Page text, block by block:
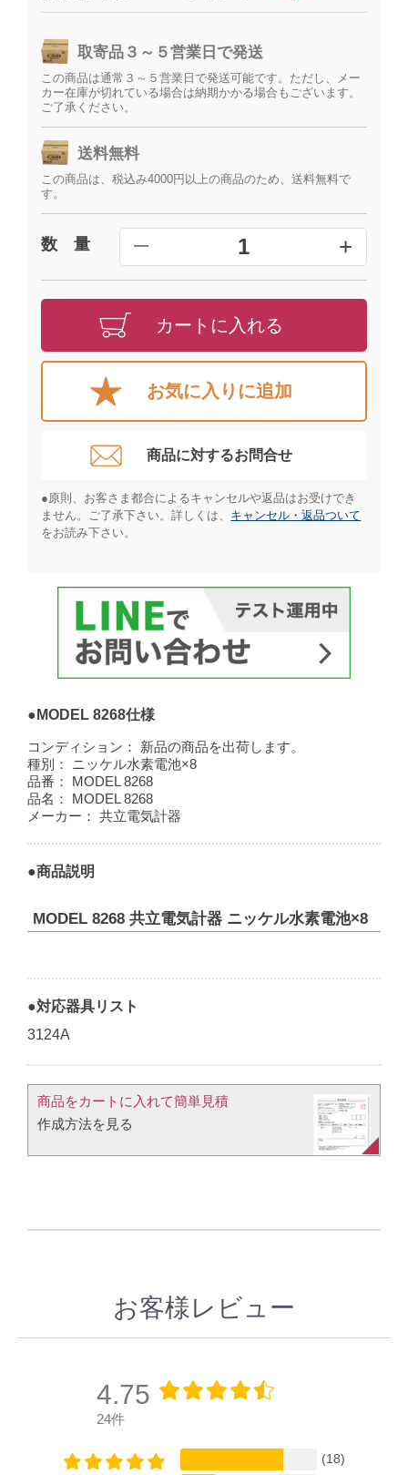
取寄品３～５営業日で発送
この商品は通常３～５営業日で発送可能です。ただし、メー
カー在庫が切れている場合は納期かかる場合もございます。
ご了承ください。
送料無料
この商品は、税込み4000円以上の商品のため、送料無料で
す。
数 量 ━ 1 +
カートに入れる
お気に入りに追加
商品に対するお問合せ​
●原則、お客さま都合によるキャンセルや返品はお受けでき
ません。ご了承下さい。詳しくは、 キャンセル・返品ついて
をお読み下さい。​
●MODEL 8268仕様
コンディション：
新品の商品を出荷します。
種別：
ニッケル水素電池×8
品番：
MODEL 8268
品名：
MODEL 8268
メーカー：
共立電気計器
●商品説明
MODEL 8268 共立電気計器 ニッケル水素電池×8
●対応器具リスト
3124A
商品をカートに入れて簡単見積​
作成方法を見る​​
お客様レビュー
4.75
24件
(18)